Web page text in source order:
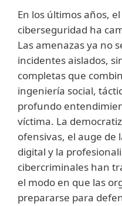
En los últimos años,
ciberseguridad ha
Las amenazas ya no
incidentes aislados,
completas que
ingeniería social,
profundo
víctima. La
ofensivas, el auge de
digital y la
cibercriminales han
el modo en que las
prepararse para